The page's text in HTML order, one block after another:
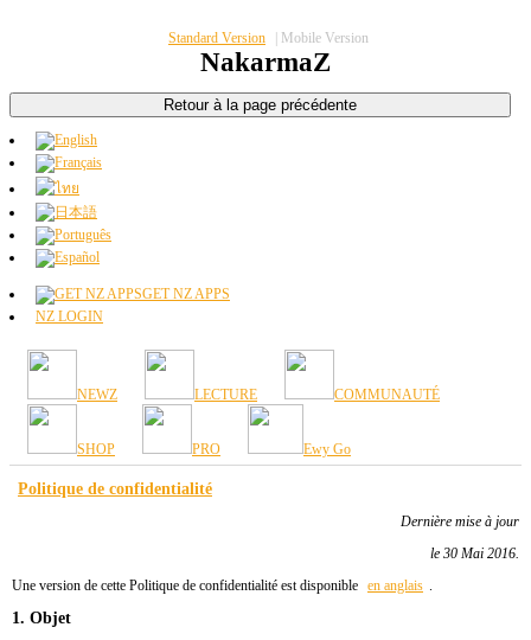
Standard Version Mobile Version
NakarmaZ
GET NZ APPS
NZ LOGIN
NEWZ LECTURE COMMUNAUTÉ
SHOP PRO Ewy Go
Politique de confidentialité
Dernière mise à jour
le 30 Mai 2016.
Une version de cette Politique de confidentialité est disponible en anglais
1. Objet